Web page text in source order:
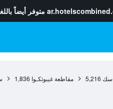
متوفر أيضاً
5,216 مقاطعة غيبوثكـوا 1,836